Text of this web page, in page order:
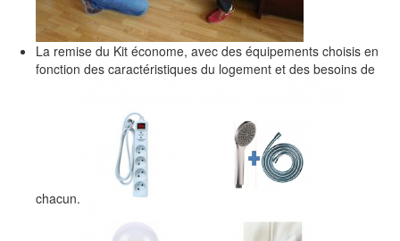
La remise du Kit économe, avec des équipements choisis en
fonction des caractéristiques du logement et des besoins de
chacun.